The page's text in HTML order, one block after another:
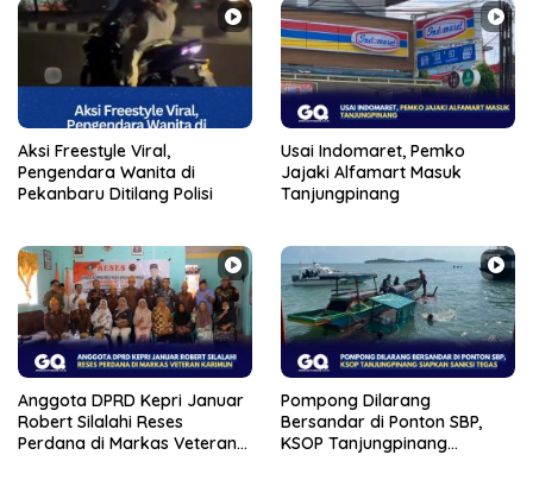
Aksi Freestyle Viral,
Pengendara Wanita di
Pekanbaru Ditilang Polisi
Usai Indomaret, Pemko
Jajaki Alfamart Masuk
Tanjungpinang
Anggota DPRD Kepri Januar
Robert Silalahi Reses
Perdana di Markas Veteran
Pompong Dilarang
Bersandar di Ponton SBP,
KSOP Tanjungpinang